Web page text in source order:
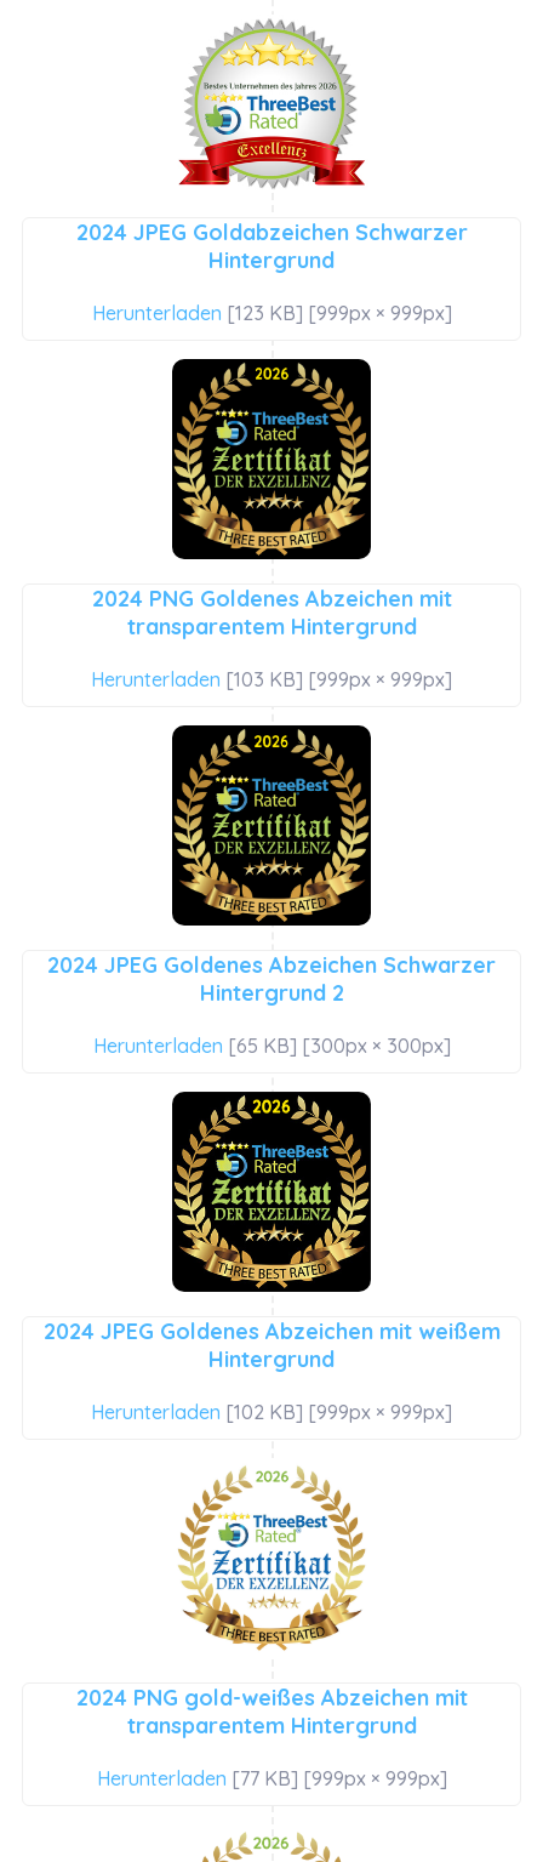
2024 JPEG Goldabzeichen Schwarzer
Hintergrund
Herunterladen [123 KB] [999px × 999px]
2024 PNG Goldenes Abzeichen mit
transparentem Hintergrund
Herunterladen [103 KB] [999px × 999px]
2024 JPEG Goldenes Abzeichen Schwarzer
Hintergrund 2
Herunterladen [65 KB] [300px × 300px]
2024 JPEG Goldenes Abzeichen mit weißem
Hintergrund
Herunterladen [102 KB] [999px × 999px]
2024 PNG gold-weißes Abzeichen mit
transparentem Hintergrund
Herunterladen [77 KB] [999px × 999px]